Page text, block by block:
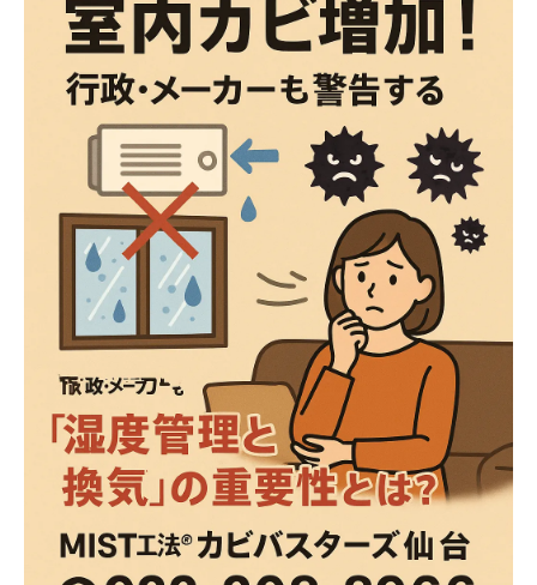
理想的な湿度管理｜40～70％が目安
換気不足が招く室内トラブル
日常でできるカビ予防対策
それでもカビが出てしまったら？
まとめ｜適切な湿度管理と換気で快適・安心
な住まいを守る